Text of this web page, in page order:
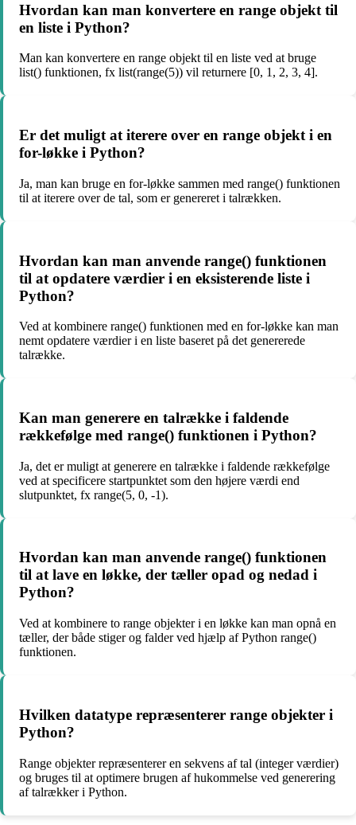
Hvordan kan man konvertere en range objekt til
en liste i Python?
Man kan konvertere en range objekt til en liste ved at bruge
list() funktionen, fx list(range(5)) vil returnere [0, 1, 2, 3, 4].
Er det muligt at iterere over en range objekt i en
for-løkke i Python?
Ja, man kan bruge en for-løkke sammen med range() funktionen
til at iterere over de tal, som er genereret i talrækken.
Hvordan kan man anvende range() funktionen
til at opdatere værdier i en eksisterende liste i
Python?
Ved at kombinere range() funktionen med en for-løkke kan man
nemt opdatere værdier i en liste baseret på det genererede
talrække.
Kan man generere en talrække i faldende
rækkefølge med range() funktionen i Python?
Ja, det er muligt at generere en talrække i faldende rækkefølge
ved at specificere startpunktet som den højere værdi end
slutpunktet, fx range(5, 0, -1).
Hvordan kan man anvende range() funktionen
til at lave en løkke, der tæller opad og nedad i
Python?
Ved at kombinere to range objekter i en løkke kan man opnå en
tæller, der både stiger og falder ved hjælp af Python range()
funktionen.
Hvilken datatype repræsenterer range objekter i
Python?
Range objekter repræsenterer en sekvens af tal (integer værdier)
og bruges til at optimere brugen af hukommelse ved generering
af talrækker i Python.